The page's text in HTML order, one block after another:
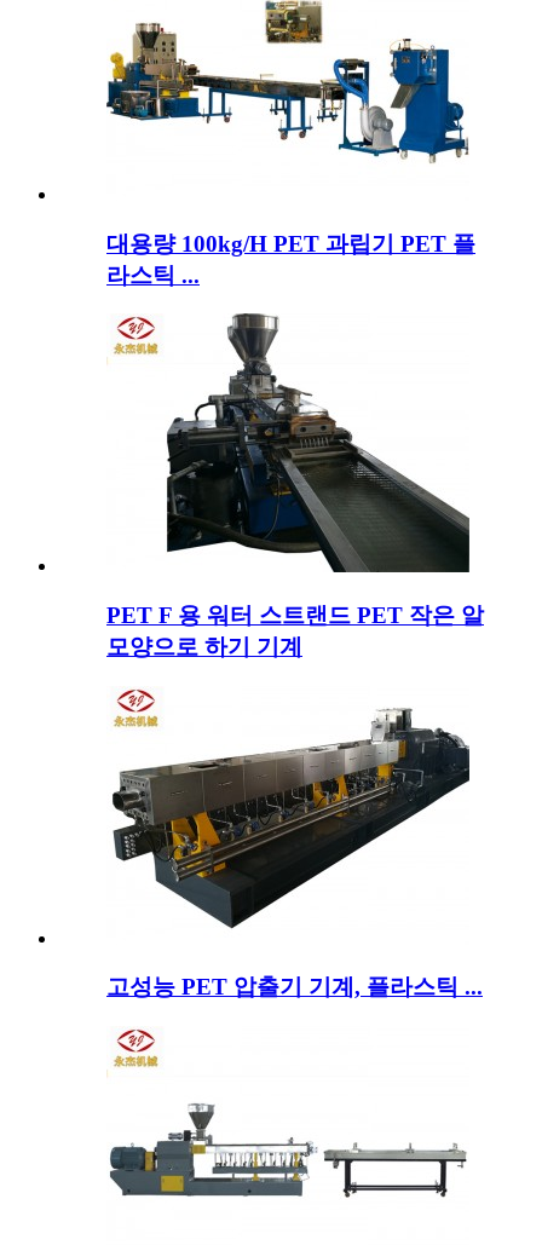
대용량 100kg/H PET 과립기 PET 플
라스틱 ...
PET F 용 워터 스트랜드 PET 작은 알
모양으로 하기 기계
고성능 PET 압출기 기계, 플라스틱 ...